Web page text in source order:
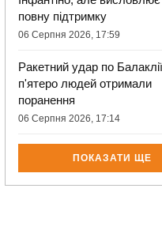
повну підтримку
06 Серпня 2026, 17:59
Ракетний удар по
п'ятеро людей отримали
поранення
06 Серпня 2026, 17:14
ПОКАЗАТИ ЩЕ